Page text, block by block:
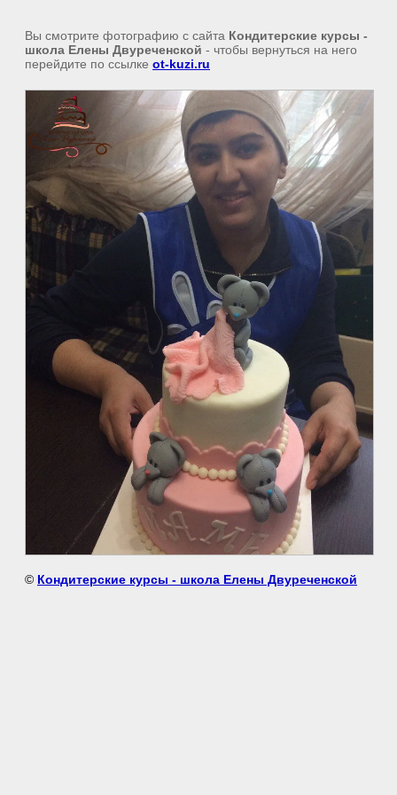
Вы смотрите фотографию с сайта Кондитерские курсы -
школа Елены Двуреченской - чтобы вернуться на него
перейдите по ссылке ot-kuzi.ru
© Кондитерские курсы - школа Елены Двуреченской